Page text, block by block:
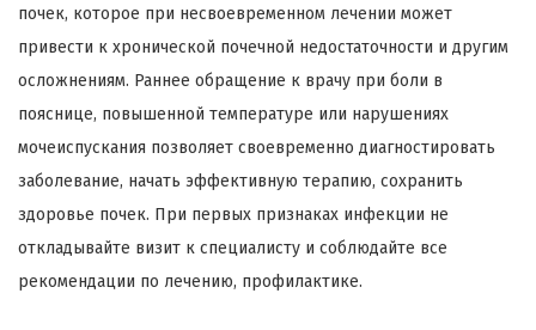
почек, которое при несвоевременном лечении может
привести к хронической почечной недостаточности и другим
осложнениям. Раннее обращение к врачу при боли в
пояснице, повышенной температуре или нарушениях
мочеиспускания позволяет своевременно диагностировать
заболевание, начать эффективную терапию, сохранить
здоровье почек. При первых признаках инфекции не
откладывайте визит к специалисту и соблюдайте все
рекомендации по лечению, профилактике.